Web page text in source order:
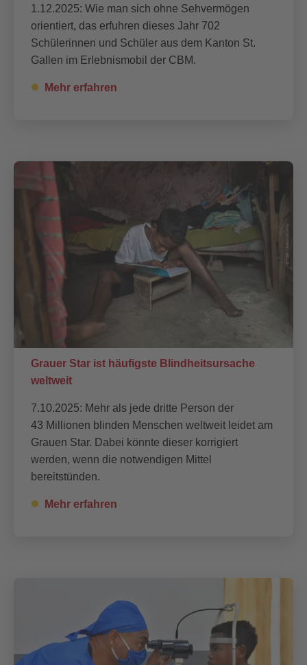
1.12.2025: Wie man sich ohne Sehvermögen
orientiert, das erfuhren dieses Jahr 702
Schülerinnen und Schüler aus dem Kanton St.
Gallen im Erlebnismobil der CBM.
Mehr erfahren
Grauer Star ist häufigste Blindheitsursache
weltweit
7.10.2025: Mehr als jede dritte Person der
43 Millionen blinden Menschen weltweit leidet am
Grauen Star. Dabei könnte dieser korrigiert
werden, wenn die notwendigen Mittel
bereitstünden.
Mehr erfahren